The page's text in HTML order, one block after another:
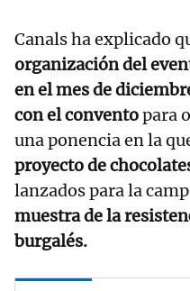
Canals ha explicado
organización del
en el mes de
con el conventopara
una ponencia en la
proyecto de
lanzados para la
muestra de la
burgalés.